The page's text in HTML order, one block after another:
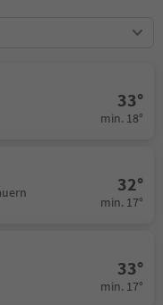
33°
min. 18°
32°
min. 17°
33°
min. 17°